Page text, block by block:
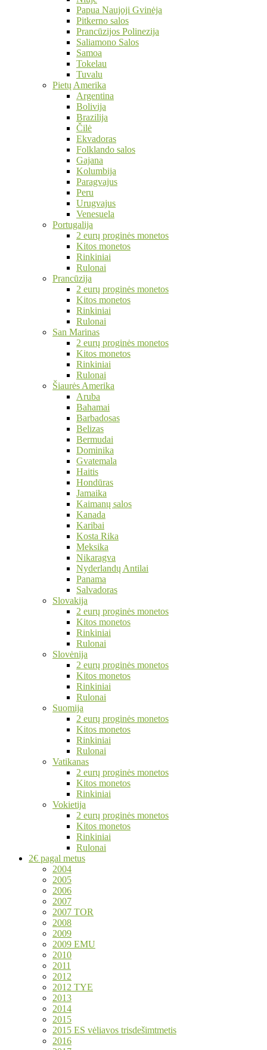
Papua Naujoji Gvinėja
Pitkerno salos
Prancūzijos Polinezija
Saliamono Salos
Samoa
Tokelau
Tuvalu
Pietų Amerika
Argentina
Bolivija
Brazilija
Čilė
Ekvadoras
Folklando salos
Gajana
Kolumbija
Paragvajus
Peru
Urugvajus
Venesuela
Portugalija
2 eurų proginės monetos
Kitos monetos
Rinkiniai
Rulonai
Prancūzija
2 eurų proginės monetos
Kitos monetos
Rinkiniai
Rulonai
San Marinas
2 eurų proginės monetos
Kitos monetos
Rinkiniai
Rulonai
Šiaurės Amerika
Aruba
Bahamai
Barbadosas
Belizas
Bermudai
Dominika
Gvatemala
Haitis
Hondūras
Jamaika
Kaimanų salos
Kanada
Karibai
Kosta Rika
Meksika
Nikaragva
Nyderlandų Antilai
Panama
Salvadoras
Slovakija
2 eurų proginės monetos
Kitos monetos
Rinkiniai
Rulonai
Slovėnija
2 eurų proginės monetos
Kitos monetos
Rinkiniai
Rulonai
Suomija
2 eurų proginės monetos
Kitos monetos
Rinkiniai
Rulonai
Vatikanas
2 eurų proginės monetos
Kitos monetos
Rinkiniai
Vokietija
2 eurų proginės monetos
Kitos monetos
Rinkiniai
Rulonai
2€ pagal metus
2004
2005
2006
2007
2007 TOR
2008
2009
2009 EMU
2010
2011
2012
2012 TYE
2013
2014
2015
2015 ES vėliavos trisdešimtmetis
2016